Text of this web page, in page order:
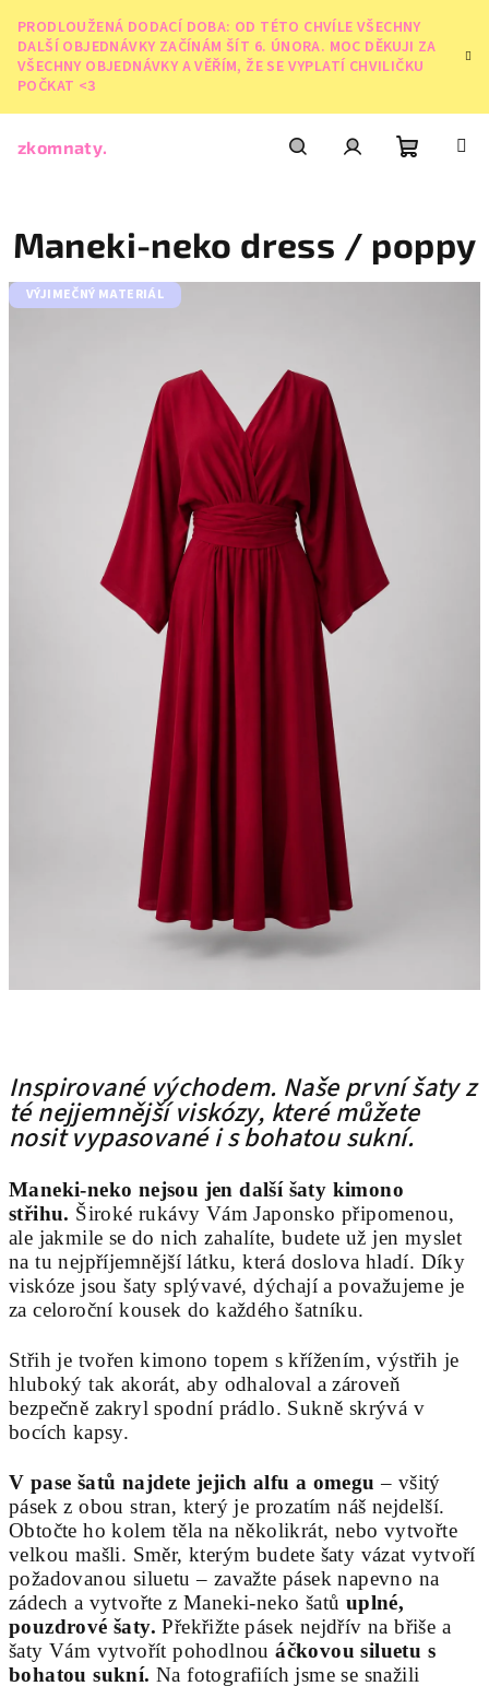
content
PRODLOUŽENÁ DODACÍ DOBA: OD TÉTO CHVÍLE VŠECHNY
DALŠÍ OBJEDNÁVKY ZAČÍNÁM ŠÍT 6. ÚNORA. MOC DĚKUJI ZA
VŠECHNY OBJEDNÁVKY A VĚŘÍM, ŽE SE VYPLATÍ CHVILIČKU
POČKAT <3
zkomnaty.
cart
Inspirované východem. Naše první šaty z
té nejjemnější viskózy, které můžete
nosit vypasované i s bohatou sukní.
Maneki-neko nejsou jen další šaty kimono
střihu. Široké rukávy Vám Japonsko připomenou,
ale jakmile se do nich zahalíte, budete už jen myslet
na tu nejpříjemnější látku, která doslova hladí. Díky
viskóze jsou šaty splývavé, dýchají a považujeme je
za celoroční kousek do každého šatníku.
Střih je tvořen kimono topem s křížením, výstřih je
hluboký tak akorát, aby odhaloval a zároveň
bezpečně zakryl spodní prádlo. Sukně skrývá v
bocích kapsy.
V pase šatů najdete jejich alfu a omegu – všitý
pásek z obou stran, který je prozatím náš nejdelší.
Obtočte ho kolem těla na několikrát, nebo vytvořte
velkou mašli. Směr, kterým budete šaty vázat vytvoří
požadovanou siluetu – zavažte pásek napevno na
zádech a vytvořte z Maneki-neko šatů uplné,
pouzdrové šaty. Překřižte pásek nejdřív na břiše a
šaty Vám vytvořít pohodlnouáčkovou siluetu s
bohatou sukní. Na fotografiích jsme se snažili
Maneki-neko dress / poppy
VÝJIMEČNÝ MATERIÁL